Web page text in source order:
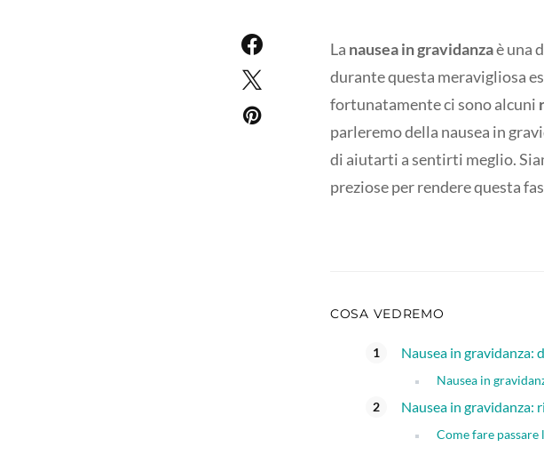
La nausea in gravidanzaè una
durante questa meravigliosa
fortunatamente ci sono alcuni
parleremo della nausea in
di aiutarti a sentirti meglio.
preziose per rendere questa
COSA VEDREMO
Nausea in gravidanza:
Nausea in
Nausea in gravidanza:
Come fare passare